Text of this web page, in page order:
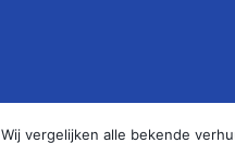
Wij vergelijken alle bekende